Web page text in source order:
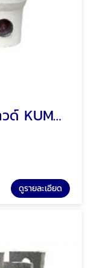
วันไทม์ (one time) กราวด์ KUMWELL EXCOWELL พัทยา ชลบุรี
ดูรายละเอียด